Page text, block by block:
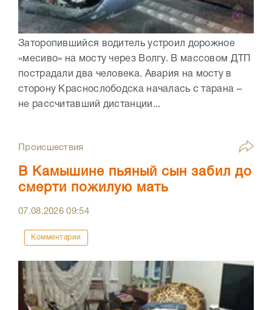
Заторопившийся водитель устроил дорожное
«месиво» на мосту через Волгу. В массовом ДТП
пострадали два человека. Авария на мосту в
сторону Краснослободска началась с тарана –
не рассчитавший дистанции...
Происшествия
В Камышине пьяный сын забил до
смерти пожилую мать
07.08.202609:54
Комментарии